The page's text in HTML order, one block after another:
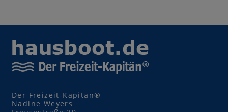
Der Freizeit-Kapitän®
Nadine Weyers